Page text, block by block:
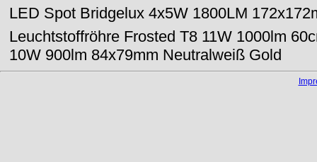
LED Spot Bridgelux 4x5W 1800LM
Leuchtstoffröhre Frosted T8 11W 1000lm
10W 900lm 84x79mm Neutralweiß Gold